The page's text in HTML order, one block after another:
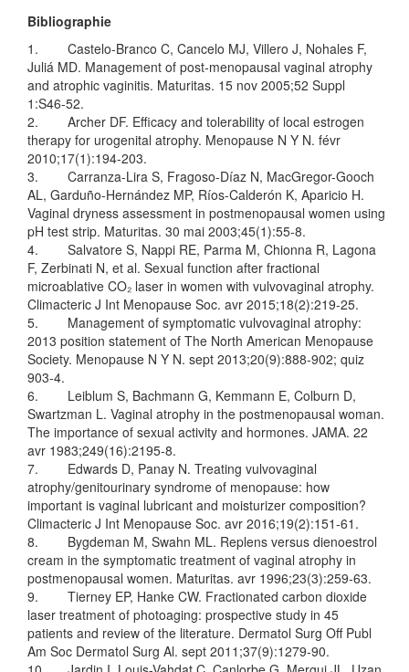
Bibliographie
1. Castelo-Branco C, Cancelo MJ, Villero J, Nohales F,
Juliá MD. Management of post-menopausal vaginal atrophy
and atrophic vaginitis. Maturitas. 15 nov 2005;52 Suppl
1:S46-52.
2. Archer DF. Efficacy and tolerability of local estrogen
therapy for urogenital atrophy. Menopause N Y N. févr
2010;17(1):194‑203.
3. Carranza-Lira S, Fragoso-Díaz N, MacGregor-Gooch
AL, Garduño-Hernández MP, Ríos-Calderón K, Aparicio H.
Vaginal dryness assessment in postmenopausal women using
pH test strip. Maturitas. 30 mai 2003;45(1):55‑8.
4. Salvatore S, Nappi RE, Parma M, Chionna R, Lagona
F, Zerbinati N, et al. Sexual function after fractional
microablative CO₂ laser in women with vulvovaginal atrophy.
Climacteric J Int Menopause Soc. avr 2015;18(2):219‑25.
5. Management of symptomatic vulvovaginal atrophy:
2013 position statement of The North American Menopause
Society. Menopause N Y N. sept 2013;20(9):888‑902; quiz
903‑4.
6. Leiblum S, Bachmann G, Kemmann E, Colburn D,
Swartzman L. Vaginal atrophy in the postmenopausal woman.
The importance of sexual activity and hormones. JAMA. 22
avr 1983;249(16):2195‑8.
7. Edwards D, Panay N. Treating vulvovaginal
atrophy/genitourinary syndrome of menopause: how
important is vaginal lubricant and moisturizer composition?
Climacteric J Int Menopause Soc. avr 2016;19(2):151‑61.
8. Bygdeman M, Swahn ML. Replens versus dienoestrol
cream in the symptomatic treatment of vaginal atrophy in
postmenopausal women. Maturitas. avr 1996;23(3):259‑63.
9. Tierney EP, Hanke CW. Fractionated carbon dioxide
laser treatment of photoaging: prospective study in 45
patients and review of the literature. Dermatol Surg Off Publ
Am Soc Dermatol Surg Al. sept 2011;37(9):1279‑90.